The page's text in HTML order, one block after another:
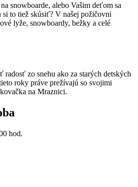
snowboarde, alebo Vašim deťom sa
si to tiež skúsiť? V našej požičovni
lyže, snowboardy, bežky a celé
zo snehu ako za starých detských
roky práve prežívajú so svojimi
na Mraznici.
hod.